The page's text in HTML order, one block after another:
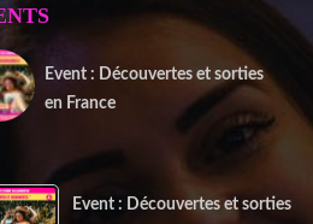
Event : Découvertes et sorties
en France
Event : Découvertes et sorties